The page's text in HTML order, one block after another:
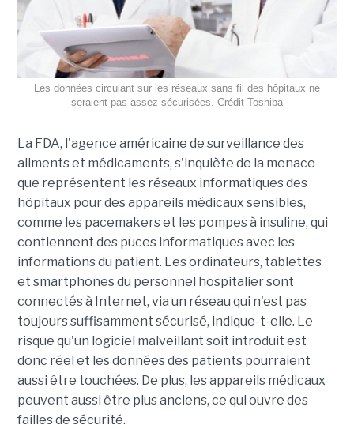
Les données circulant sur les réseaux sans fil des hôpitaux ne
seraient pas assez sécurisées. Crédit Toshiba
La FDA, l'agence américaine de surveillance des
aliments et médicaments, s'inquiète de la menace
que représentent les réseaux informatiques des
hôpitaux pour des appareils médicaux sensibles,
comme les pacemakers et les pompes à insuline, qui
contiennent des puces informatiques avec les
informations du patient. Les ordinateurs, tablettes
et smartphones du personnel hospitalier sont
connectés à Internet, via un réseau qui n'est pas
toujours suffisamment sécurisé, indique-t-elle. Le
risque qu'un logiciel malveillant soit introduit est
donc réel et les données des patients pourraient
aussi être touchées. De plus, les appareils médicaux
peuvent aussi être plus anciens, ce qui ouvre des
failles de sécurité.